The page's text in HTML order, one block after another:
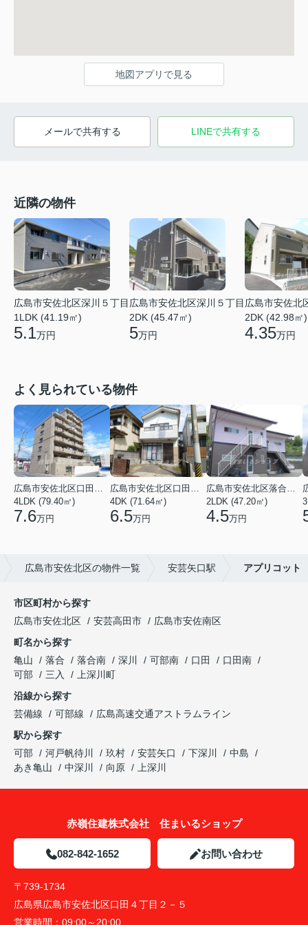
地図アプリで見る
メールで共有する LINEで共有する
近隣の物件
広島市安佐北区深川５丁目
1LDK (41.19㎡)
5.1万円
広島市安佐北区深川５丁目
2DK (45.47㎡)
5万円
広島市安佐北
2DK (42.98㎡)
4.35万円
よく見られている物件
広島市安佐北区口田３丁目
4LDK (79.40㎡)
7.6万円
広島市安佐北区口田５丁目
4DK (71.64㎡)
6.5万円
広島市安佐北区落合南９丁目
2LDK (47.20㎡)
4.5万円
広島市安佐北区の物件一覧 安芸矢口駅 アプリコット
市区町村から探す
広島市安佐北区
安芸高田市
広島市安佐南区
町名から探す
亀山
落合 落合南 深川 可部南 口田
口田南
可部
三入
上深川町
沿線から探す
芸備線
可部線
広島高速交通アストラムライン
駅から探す
可部
河戸帆待川 玖村 安芸矢口 下深川
中島
あき亀山
中深川 向原 上深川
赤嶺住建株式会社 住まいるショップ
082-842-1652 お問い合わせ
〒739-1734
広島県広島市安佐北区口田４丁目２－５
営業時間： 09:00～20:00